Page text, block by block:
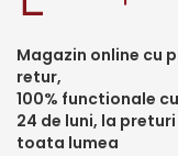
Magazin online cu
retur,
100% functionale
24 de luni, la
toata lumea